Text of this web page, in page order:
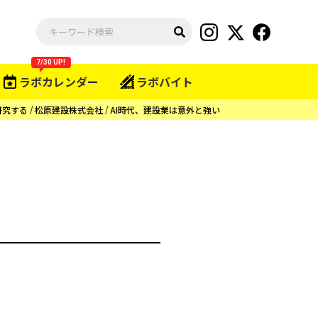
ラボカレンダー
7/30 UP!
ラボバイト
する 松原建設株式会社 AI時代、建設業は意外と強い